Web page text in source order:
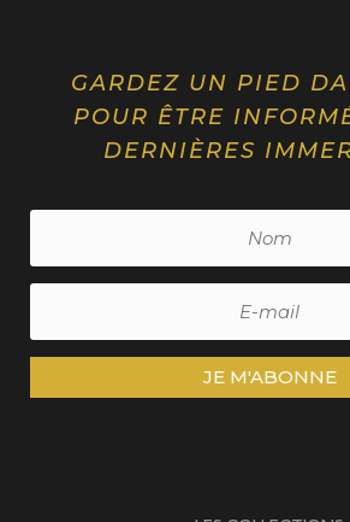
GARDEZ UN PIED
POUR ÊTRE
DERNIÈRES
JE M'ABONNE